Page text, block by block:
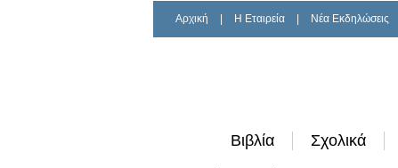
Αρχική H Εταιρεία Νέα Εκδηλώσεις
Βιβλία Σχολικά